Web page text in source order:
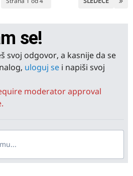
se!
svoj odgovor, a kasnije da se
uloguj se i napiši svoj
moderator approval